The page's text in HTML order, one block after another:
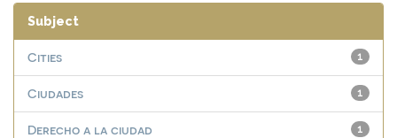
Subject
1
Cities
1
Ciudades
1
Derecho a la ciudad